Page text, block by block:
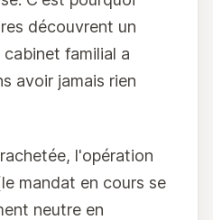
découvrent un
familial a
avoir jamais rien
l'opération
mandat en cours se
neutre en